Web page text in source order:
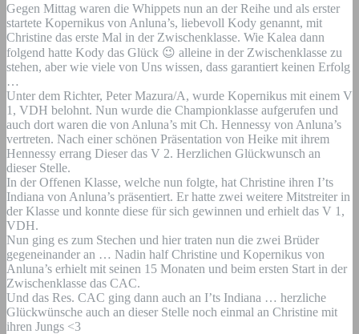
Gegen Mittag waren die Whippets nun an der Reihe und als erster
startete Kopernikus von Anluna’s, liebevoll Kody genannt, mit
Christine das erste Mal in der Zwischenklasse. Wie Kalea dann
folgend hatte Kody das Glück 😉 alleine in der Zwischenklasse zu
stehen, aber wie viele von Uns wissen, dass garantiert keinen Erfolg
…
Unter dem Richter, Peter Mazura/A, wurde Kopernikus mit einem V
1, VDH belohnt. Nun wurde die Championklasse aufgerufen und
auch dort waren die von Anluna’s mit Ch. Hennessy von Anluna’s
vertreten. Nach einer schönen Präsentation von Heike mit ihrem
Hennessy errang Dieser das V 2. Herzlichen Glückwunsch an
dieser Stelle.
In der Offenen Klasse, welche nun folgte, hat Christine ihren I’ts
Indiana von Anluna’s präsentiert. Er hatte zwei weitere Mitstreiter in
der Klasse und konnte diese für sich gewinnen und erhielt das V 1,
VDH.
Nun ging es zum Stechen und hier traten nun die zwei Brüder
gegeneinander an … Nadin half Christine und Kopernikus von
Anluna’s erhielt mit seinen 15 Monaten und beim ersten Start in der
Zwischenklasse das CAC.
Und das Res. CAC ging dann auch an I’ts Indiana … herzliche
Glückwünsche auch an dieser Stelle noch einmal an Christine mit
ihren Jungs <3